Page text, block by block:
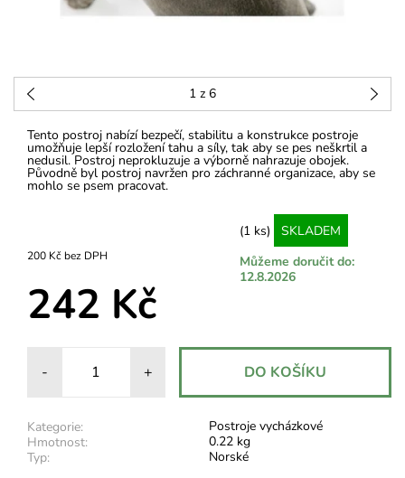
1 z 6
Tento postroj nabízí bezpečí, stabilitu a konstrukce postroje
umožňuje lepší rozložení tahu a síly, tak aby se pes neškrtil a
nedusil. Postroj neprokluzuje a výborně nahrazuje obojek.
Původně byl postroj navržen pro záchranné organizace, aby se
mohlo se psem pracovat.
200 Kč bez DPH
(1 ks)
SKLADEM
Můžeme doručit do:
12.8.2026
242 Kč
- +
Kategorie:
Postroje vycházkové
Hmotnost:
0.22 kg
Typ:
Norské